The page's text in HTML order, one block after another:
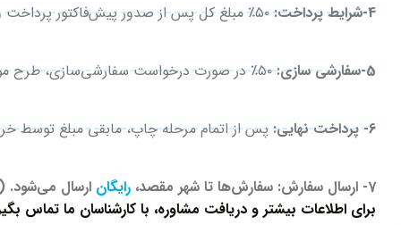
4-شرایط پرداخت: ۵۰٪ مبلغ کل پس از صدور پیش‌فاکتور پرداخت و فیش واریزی ارسال می‌شود. برای سفارش‌های بدون سفارشی‌سازی، کل مبلغ پرداخت می‌شود.
5-سفارشی سازی: ۵۰٪ در صورت درخواست سفارشی‌سازی، طرح مورد نظر روی اقلام جانمایی و تصویر برای تایید ارسال می‌شود. پس از تایید کتبی، مرحله چاپ انجام می‌شود.
6- پرداخت نهایی: پس از اتمام مرحله چاپ، مابقی مبلغ توسط
7- ارسال سفارش: سفارش‌ها تا شهر مقصد، رایگان ارسال می‌شود.
برای اطلاعات بیشتر و دریافت مشاوره، با کارشناسان ما تماس